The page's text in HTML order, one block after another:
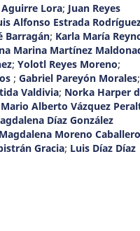
Lora; Juan Reyes
Alfonso Estrada
Barragán; Karla María
Marina Martínez
; Yolotl Reyes Moreno;
; Gabriel Pareyón Morales;
Valdivia; Norka Harper
Mario Alberto Vázquez
Díaz González
Magdalena Moreno Caballero
Gracia; Luis Díaz Díaz